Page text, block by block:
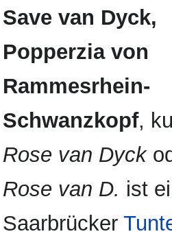
Save van Dyck,
Popperzia von
Rammesrhein-
Schwanzkopf,
Rose van Dyck
Rose van D. ist
Saarbrücker